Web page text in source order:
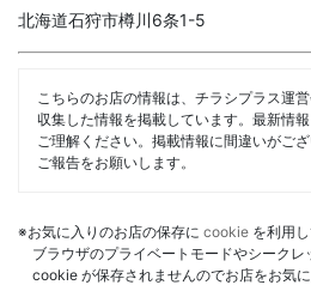
北海道石狩市樽川6条1-5
こちらのお店の情報は、チラシプラス運
収集した情報を掲載しています。最新情
ご理解ください。掲載情報に間違いがご
ご報告をお願いします。
※お気に入りのお店の保存に cookie を利用し
ブラウザのプライベートモードやシーク
cookie が保存されませんのでお店をお気に